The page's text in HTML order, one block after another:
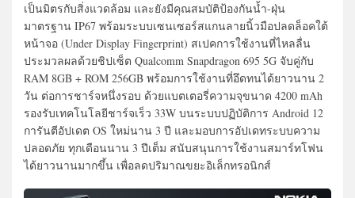
เป็นมิตรกับสิ่งแวดล้อม และยังมีคุณสมบัติป้องกันน้ำ-ฝุ่น
มาตรฐาน IP67 พร้อมระบบเซนเซอร์สแกนลายนิ้วมือปลดล็อคใต้
หน้าจอ (Under Display Fingerprint) สเปคการใช้งานที่ไหลลื่น
ประมวลผลด้วยชิปเซ็ต Qualcomm Snapdragon 695 5G จับคู่กับ
RAM 8GB + ROM 256GB พร้อมการใช้งานที่อึดทนได้ยาวนาน 2
วัน ต่อการชาร์จหนึ่งรอบ ด้วยแบตเตอรี่ความจุขนาด 4200 mAh
รองรับเทคโนโลยีชาร์จเร็ว 33W บนระบบปฏิบัติการ Android 12
การันตีอัปเดต OS ใหม่นาน 3 ปี และมอบการอัปเดทระบบความ
ปลอดภัย ทุกเดือนนาน 3 ปีเต็ม สนับสนุนการใช้งานสมาร์ทโฟน
ได้ยาวนานมากขึ้น เพื่อลดปริมาณขยะอิเล็กทรอนิกส์